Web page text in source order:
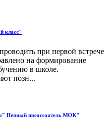
класс"
при первой встрече
на формирование
в школе.
позн...
Первый председатель МОК"